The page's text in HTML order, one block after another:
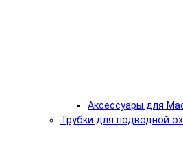
Аксессуары для
Трубки для подводной